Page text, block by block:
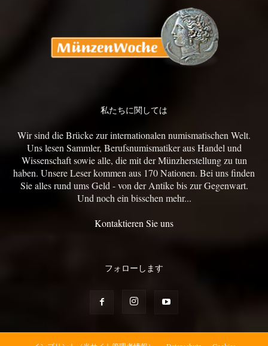
私たちに関しては
Wir sind die Brücke zur internationalen numismatischen Welt.
Uns lesen Sammler, Berufsnumismatiker aus Handel und
Wissenschaft sowie alle, die mit der Münzherstellung zu tun
haben. Unsere Leser kommen aus 170 Nationen. Bei uns finden
Sie alles rund ums Geld - von der Antike bis zur Gegenwart.
Und noch ein bisschen mehr...
Kontaktieren Sie uns
フォローします